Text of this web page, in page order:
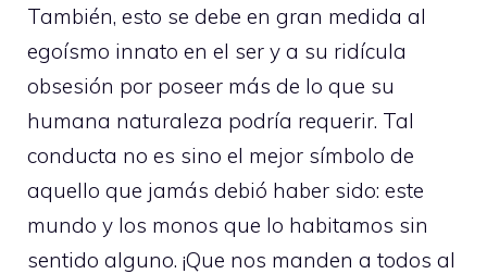
También, esto se debe en gran medida al
egoísmo innato en el ser y a su ridícula
obsesión por poseer más de lo que su
humana naturaleza podría requerir. Tal
conducta no es sino el mejor símbolo de
aquello que jamás debió haber sido: este
mundo y los monos que lo habitamos sin
sentido alguno. ¡Que nos manden a todos al